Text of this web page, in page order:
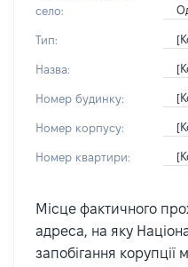
село:
Тип:
Назва:
Номер будинку:
Номер корпусу:
Номер квартири:
Місце фактичного
адреса, на яку
запобігання корупції